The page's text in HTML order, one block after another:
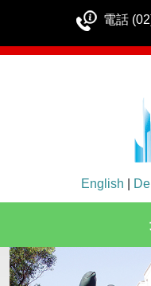
電話
English